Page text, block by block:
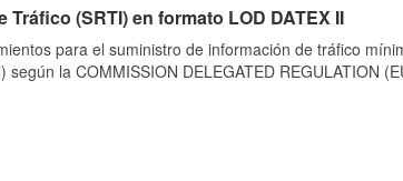
Tráfico (SRTI) en formato LOD DATEX II
para el suministro de información de tráfico
según la COMMISSION DELEGATED REGULATION